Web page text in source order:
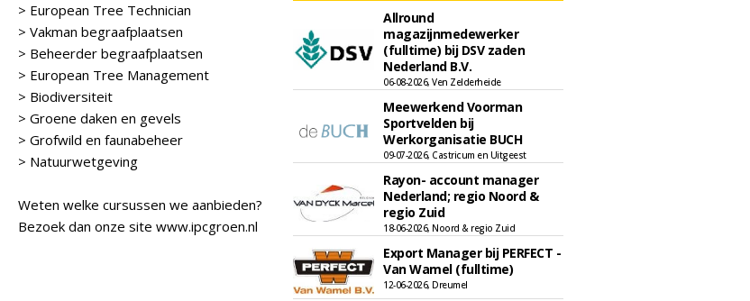
> European Tree Technician
> Vakman begraafplaatsen
> Beheerder begraafplaatsen
> European Tree Management
> Biodiversiteit
> Groene daken en gevels
> Grofwild en faunabeheer
> Natuurwetgeving
Weten welke cursussen we aanbieden?
Bezoek dan onze site www.ipcgroen.nl
Allround
magazijnmedewerker
(fulltime) bij DSV zaden
Nederland B.V.
06-08-2026, Ven Zelderheide
Meewerkend Voorman
Sportvelden bij
Werkorganisatie BUCH
09-07-2026, Castricum en Uitgeest
Rayon- account manager
Nederland; regio Noord &
regio Zuid
18-06-2026, Noord & regio Zuid
Export Manager bij PERFECT -
Van Wamel (fulltime)
12-06-2026, Dreumel